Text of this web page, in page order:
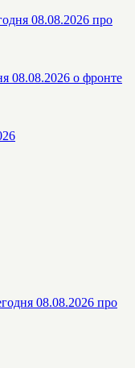
08.08.2026 про
08.08.2026 о фронте
08.08.2026 про